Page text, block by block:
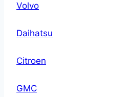
Volvo
Daihatsu
Citroen
GMC